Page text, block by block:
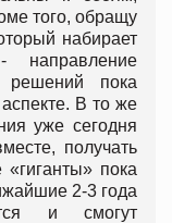
того, обращу
набирает
направление
решений пока
В то же
уже сегодня
получать
пока
2-3 года
и смогут